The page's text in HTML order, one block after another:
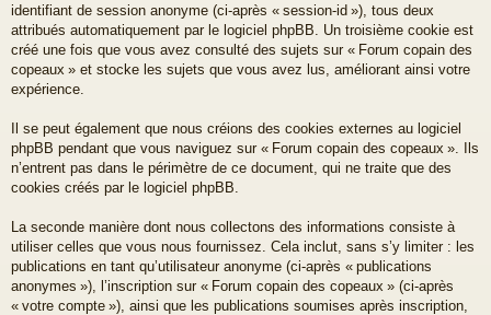
identifiant de session anonyme (ci-après « session-id »), tous deux
attribués automatiquement par le logiciel phpBB. Un troisième cookie est
créé une fois que vous avez consulté des sujets sur « Forum copain des
copeaux » et stocke les sujets que vous avez lus, améliorant ainsi votre
expérience.
Il se peut également que nous créions des cookies externes au logiciel
phpBB pendant que vous naviguez sur « Forum copain des copeaux ». Ils
n’entrent pas dans le périmètre de ce document, qui ne traite que des
cookies créés par le logiciel phpBB.
La seconde manière dont nous collectons des informations consiste à
utiliser celles que vous nous fournissez. Cela inclut, sans s’y limiter : les
publications en tant qu’utilisateur anonyme (ci-après « publications
anonymes »), l’inscription sur « Forum copain des copeaux » (ci-après
« votre compte »), ainsi que les publications soumises après inscription,